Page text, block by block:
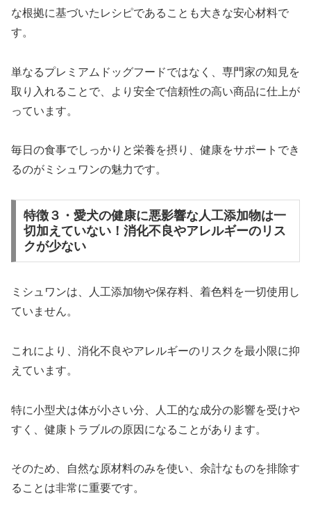
な根拠に基づいたレシピであることも大きな安心材料で
す。
単なるプレミアムドッグフードではなく、専門家の知見を
取り入れることで、より安全で信頼性の高い商品に仕上が
っています。
毎日の食事でしっかりと栄養を摂り、健康をサポートでき
るのがミシュワンの魅力です。
特徴３・愛犬の健康に悪影響な人工添加物は一
切加えていない！消化不良やアレルギーのリス
クが少ない
ミシュワンは、人工添加物や保存料、着色料を一切使用し
ていません。
これにより、消化不良やアレルギーのリスクを最小限に抑
えています。
特に小型犬は体が小さい分、人工的な成分の影響を受けや
すく、健康トラブルの原因になることがあります。
そのため、自然な原材料のみを使い、余計なものを排除す
ることは非常に重要です。